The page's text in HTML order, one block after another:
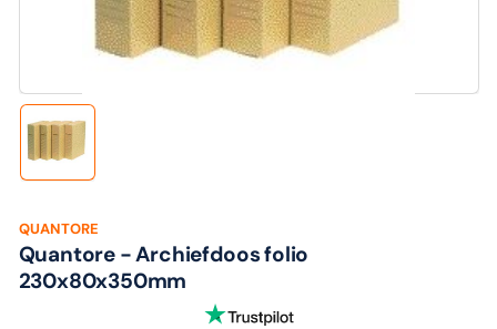
media
1
in
Laad
galerijweergave
QUANTORE
Quantore - Archiefdoos folio
230x80x350mm